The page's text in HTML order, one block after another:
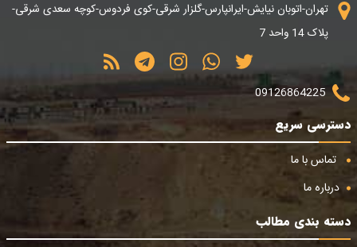
تهران-اتوبان نیایش-ایرانپارس-گلزار شرقی-کوی فردوس-کوچه سعدی شرقی-
پلاک 14 واحد 7
09126864225
دسترسی سریع
تماس با ما
درباره ما
دسته بندی مطالب